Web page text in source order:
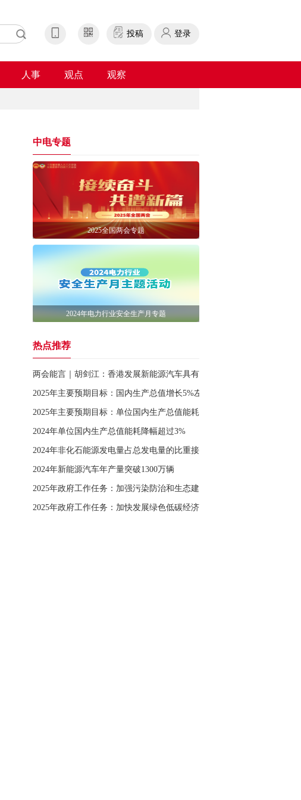
投稿 登录
人事 观点 观察
中电专题
2025全国两会专题
2024年电力行业安全生产月专题
热点推荐
两会能言｜胡剑江：香港发展新能源汽车具有广阔前景
2025年主要预期目标：国内生产总值增长5%左右
2025年主要预期目标：单位国内生产总值能耗降低3%左右，生态环境质
2024年单位国内生产总值能耗降幅超过3%
2024年非化石能源发电量占总发电量的比重接近40%
2024年新能源汽车年产量突破1300万辆
2025年政府工作任务：加强污染防治和生态建设
2025年政府工作任务：加快发展绿色低碳经济